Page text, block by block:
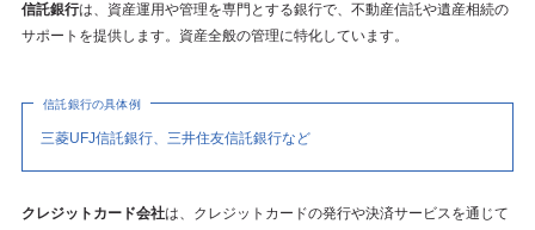
信託銀行は、資産運用や管理を専門とする銀行で、不動産信託や遺産相続の
サポートを提供します。資産全般の管理に特化しています。
信託銀行の具体例
三菱UFJ信託銀行、三井住友信託銀行など
クレジットカード会社は、クレジットカードの発行や決済サービスを通じて